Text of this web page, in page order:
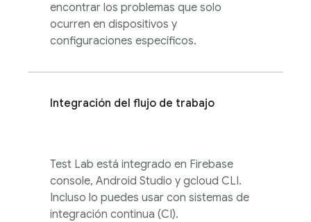
encontrar los problemas que solo
ocurren en dispositivos y
configuraciones específicos.
Integración del flujo de trabajo
Test Lab está integrado en Firebase
console, Android Studio y gcloud CLI.
Incluso lo puedes usar con sistemas de
integración continua (CI).